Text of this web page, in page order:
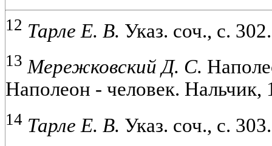
12 Тарле Е. В. Указ. соч., с. 302.
13 Мережковский Д. С.
Наполеон - человек. Нальчик,
14 Тарле Е. В. Указ. соч., с. 303.